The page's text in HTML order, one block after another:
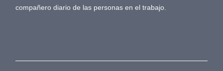
compañero diario de las personas en el trabajo.